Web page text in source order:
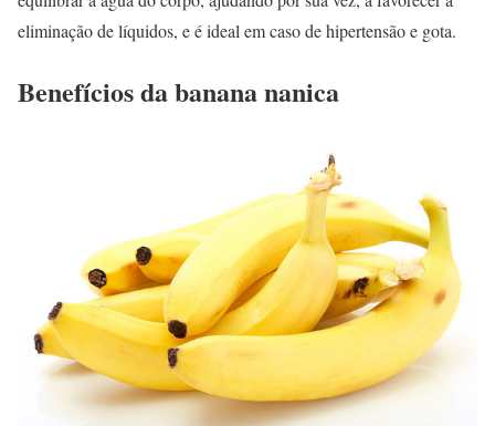
eliminação de líquidos, e é ideal em caso de hipertensão e gota.
Benefícios da banana nanica